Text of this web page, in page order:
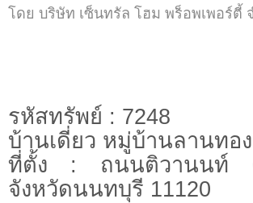
โดย บริษัท เซ็นทรัล โฮม พร็อพเพอร์ตี้
รหัสทรัพย์ : 7248
บ้านเดี่ยว หมู่บ้านลานทอ
ที่ตั้ง : ถนนติวานนท์ ต
จังหวัดนนทบุรี 11120